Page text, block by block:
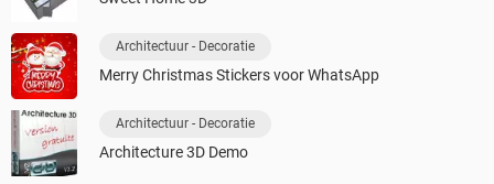
Architectuur - Decoratie
Merry Christmas Stickers voor WhatsApp
Architectuur - Decoratie
Architecture 3D Demo